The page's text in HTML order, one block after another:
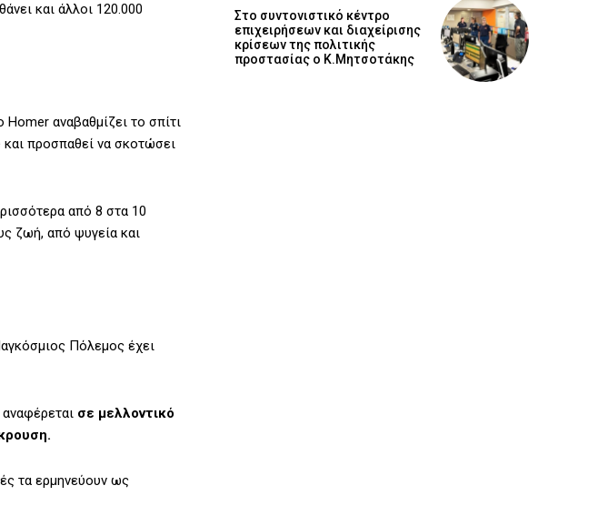
και άλλοι 120.000
αναβαθμίζει το σπίτι
και προσπαθεί να σκοτώσει
από 8 στα 10
ζωή, από ψυγεία και
Πόλεμος έχει
σε μελλοντικό
τα ερμηνεύουν ως
Στο συντονιστικό κέντρο
επιχειρήσεων και διαχείρισης
κρίσεων της πολιτικής
προστασίας ο Κ.Μητσοτάκης